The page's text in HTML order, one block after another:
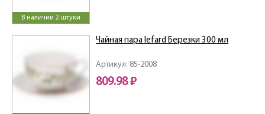
В наличии 2 штуки
Артикул: 85-2008
Чайная пара lefard Березки 300 мл
809.98 ₽